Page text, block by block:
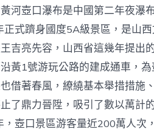
壺口瀑布是中國第二年夜瀑
式躋身國度5A級景區，是山
亮先容，山西省這幾年提出的
黃1號游玩公路的建成通車，
借著春風，繚繞基本舉措措施
了鼎力晉陞，吸引了數以萬計
口景區游客量近200萬人次